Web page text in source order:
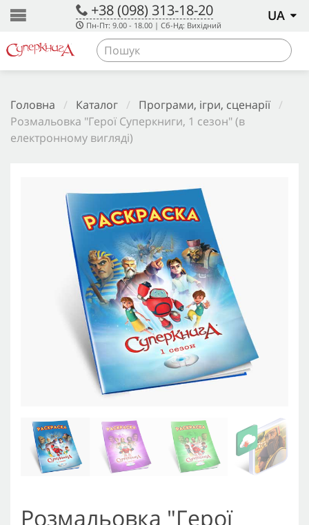
+38 (098) 313-18-20
Пн-Пт: 9.00 - 18.00 | Сб-Нд: Вихідний
UA
Головна / Каталог / Програми, ігри, сценарії /
Розмальовка "Герої Суперкниги, 1 сезон" (в
електронному вигляді)
Розмальовка "Герої